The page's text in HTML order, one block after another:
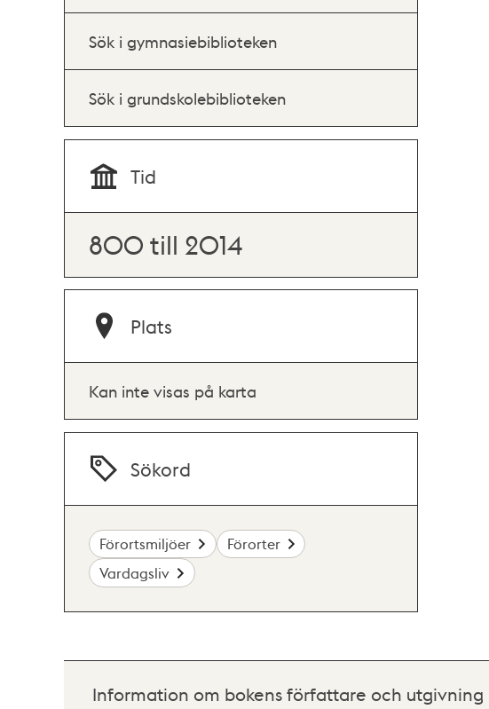
Sök i gymnasiebiblioteken
Sök i grundskolebiblioteken
Tid
800 till 2014
Plats
Kan inte visas på karta
Sökord
Förortsmiljöer
Förorter
Vardagsliv
Information om bokens författare och utgivning